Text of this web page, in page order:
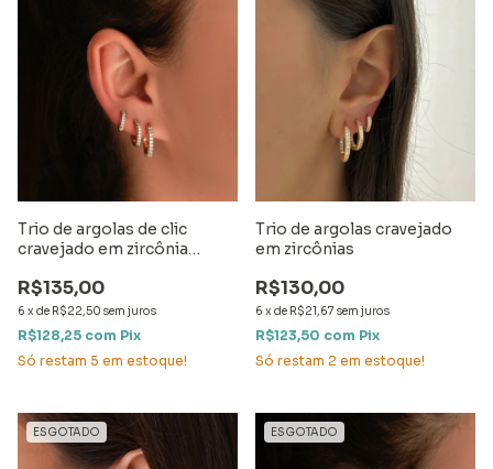
Trio de argolas de clic
cravejado em zircônia
R$135,00
6 x de R$22,50 sem juros
R$128,25 com Pix
Só restam 5 em estoque!
Trio de argolas cravejado
em zircônias
R$130,00
6 x de R$21,67 sem juros
R$123,50 com Pix
Só restam 2 em estoque!
ESGOTADO ESGOTADO